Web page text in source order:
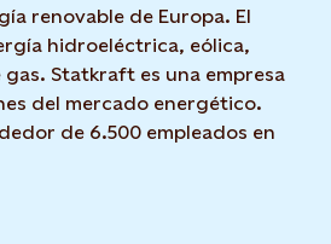
renovable de Europa. El
hidroeléctrica, eólica,
Statkraft es una empresa
del mercado energético.
de 6.500 empleados en